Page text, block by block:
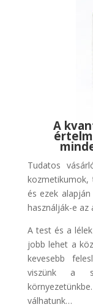
A
Tudatos
kozmetikumok,
és ezek
használják-e
A test és a
jobb lehet a
kevesebb
viszünk a
válhatunk…